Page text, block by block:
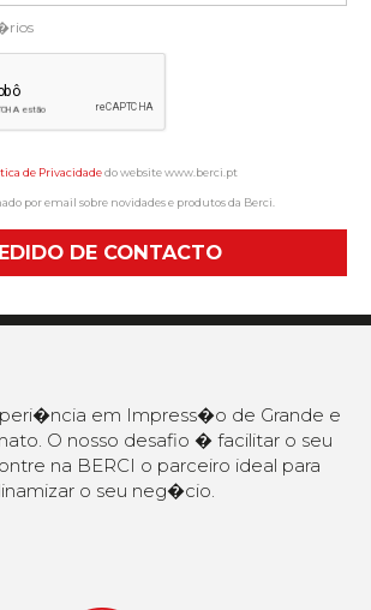
de Privacidadedo website www.berci.pt
por email sobre novidades e produtos da Berci.
DE CONTACTO
em Impress�o de Grande e
O nosso desafio � facilitar o seu
na BERCI o parceiro ideal para
o seu neg�cio.